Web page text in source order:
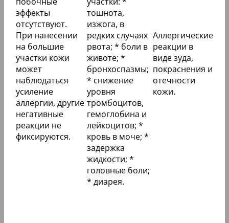
эффекты
отсутствуют.
При нанесении
на большие
участки кожи
может
наблюдаться
усиление
аллергии, другие
негативные
реакции не
фиксируются.
тошнота,
изжога, в
редких случаях
рвота; * боли в
животе; *
бронхоспазмы;
* снижение
уровня
тромбоцитов,
гемоглобина и
лейкоцитов; *
кровь в моче; *
задержка
жидкости; *
головные боли;
* диарея.
Аллергические
реакции в
виде зуда,
покраснения и
отечности
кожи.